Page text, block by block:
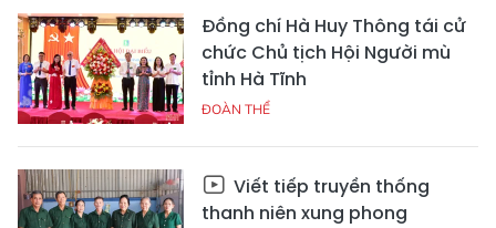
Đồng chí Hà Huy Thông tái cử
chức Chủ tịch Hội Người mù
tỉnh Hà Tĩnh
ĐOÀN THỂ
Viết tiếp truyền thống
thanh niên xung phong